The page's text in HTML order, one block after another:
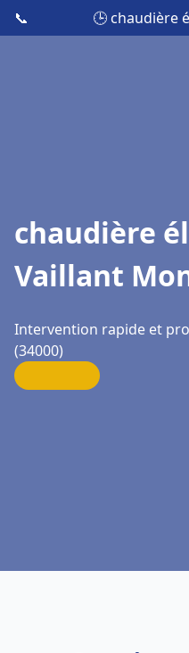
📞 🕒 chaudière
chaudière
Vaillant
Intervention rapide et
(34000)